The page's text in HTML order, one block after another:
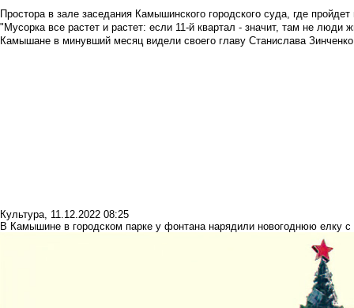
Простора в зале заседания Камышинского городского суда, где
"Мусорка все растет и растет: если 11-й квартал - значит, там не люди
Камышане в минувший месяц видели своего главу Станислава Зинченко
Культура, 11.12.2022 08:25
В Камышине в городском парке у фонтана нарядили новогоднюю елку с